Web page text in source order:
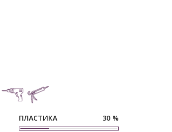
ПЛАСТИКА 30 %